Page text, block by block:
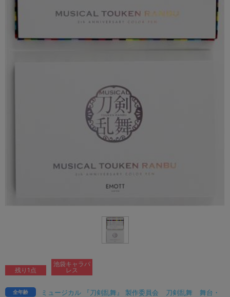
ミュージカル 『刀剣乱舞』 製作委員会 刀剣乱舞
舞台・
全年齢
残り1点
池袋キャラパ
レス